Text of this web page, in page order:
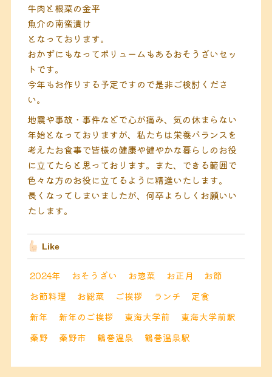
牛肉と根菜の金平
魚介の南蛮漬け
となっております。
おかずにもなってボリュームもあるおそうざいセッ
トです。
今年もお作りする予定ですので是非ご検討くださ
い。
地震や事故・事件などで心が痛み、気の休まらない
年始となっておりますが、私たちは栄養バランスを
考えたお食事で皆様の健康や健やかな暮らしのお役
に立てたらと思っております。また、できる範囲で
色々な方のお役に立てるように精進いたします。
長くなってしまいましたが、何卒よろしくお願いい
たします。
Like
2024年 おそうざい お惣菜 お正月
お節
お節料理
お総菜 ご挨拶 ランチ
定食
新年
新年のご挨拶 東海大学前
東海大学前駅
秦野
秦野市 鶴巻温泉 鶴巻温泉駅